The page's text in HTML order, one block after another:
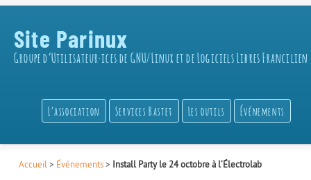
Site Parinux
Groupe d’Utilisateur·ices de GNU/Linux et de Logiciels Libres Francilien
L’association Services Bastet Les outils Événements
Accueil > Événements> Install Party le 24 octobre à l’Électrolab